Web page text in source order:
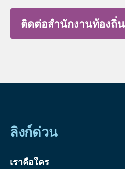
ติดต่อสำนักงานท้องถิ่น
ลิงก์ด่วน
เราคือใคร